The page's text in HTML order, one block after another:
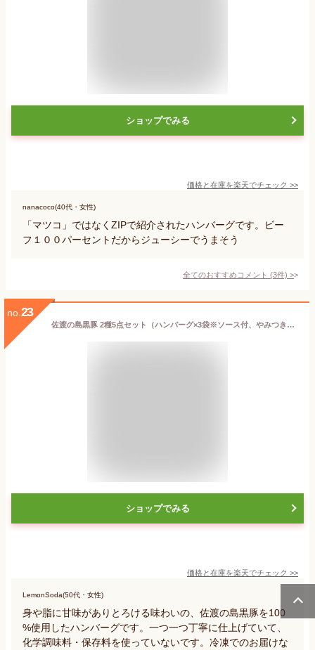
ショップでみる
価格と在庫を楽天でチェック >>
nanacoco(40代・女性)
「マツコ」ではなくZIPで紹介されたハンバーグです。ビー
フ１００パーセントだからジューシーでうまそう
全てのおすすめコメント (3件) >
no. 23
佐渡の島黒豚 2種5点セット（ハンバーグ×3袋※ソース付、やみつきコールドポーク×2袋）クリタミートパーベイヤーズ【手ごねハンバーグ】【ギフトに・贈り物】【お土産/手土産/プレゼント/お中元ギフトに！贈り物】【送料無料】
ショップでみる
価格と在庫を楽天でチェック >>
LemonSoda(50代・女性)
身や脂に甘味がありとろける味わいの、佐渡の島黒豚を100
%使用したハンバーグです。一つ一つ丁寧に仕上げていて、
化学調味料・保存料を使っていないです。冷凍でのお届けな